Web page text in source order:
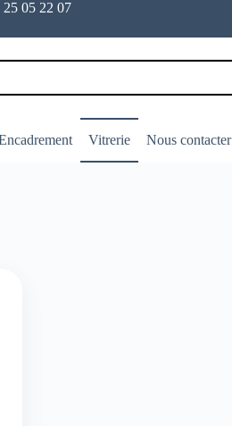
25 05 22 07
Vitrerie Nous contacter